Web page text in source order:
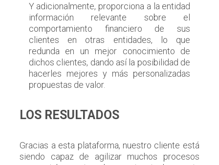
Y adicionalmente, proporciona a la entidad
información relevante sobre el
comportamiento financiero de sus
clientes en otras entidades, lo que
redunda en un mejor conocimiento de
dichos clientes, dando así la posibilidad de
hacerles mejores y más personalizadas
propuestas de valor.
LOS RESULTADOS
Gracias a esta plataforma, nuestro cliente está
siendo capaz de agilizar muchos procesos